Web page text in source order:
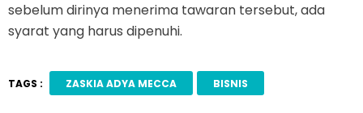
sebelum dirinya menerima tawaran tersebut, ada
syarat yang harus dipenuhi.
TAGS : ZASKIA ADYA MECCA BISNIS